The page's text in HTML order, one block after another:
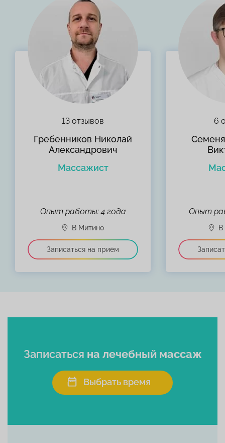
13 отзывов
Гребенников Николай
Александрович
Массажист
Опыт работы: 4 года
6
Опыт
Записаться на лечебный массаж
Выбрать время